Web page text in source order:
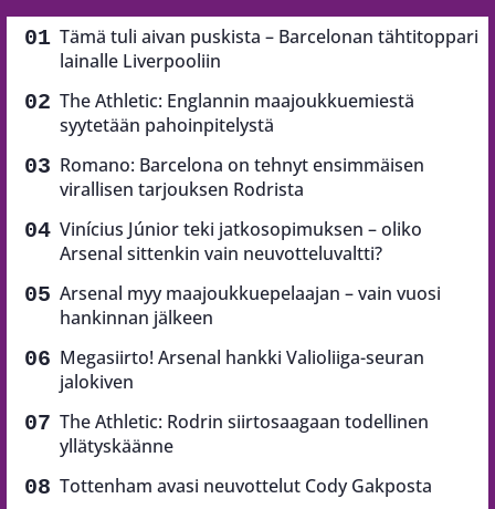
Tämä tuli aivan puskista – Barcelonan tähtitoppari
lainalle Liverpooliin
The Athletic: Englannin maajoukkuemiestä
syytetään pahoinpitelystä
Romano: Barcelona on tehnyt ensimmäisen
virallisen tarjouksen Rodrista
Vinícius Júnior teki jatkosopimuksen – oliko
Arsenal sittenkin vain neuvotteluvaltti?
Arsenal myy maajoukkuepelaajan – vain vuosi
hankinnan jälkeen
Megasiirto! Arsenal hankki Valioliiga-seuran
jalokiven
The Athletic: Rodrin siirtosaagaan todellinen
yllätyskäänne
Tottenham avasi neuvottelut Cody Gakposta